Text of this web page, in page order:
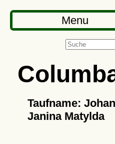
Menu
Taufname:
Janina Matylda